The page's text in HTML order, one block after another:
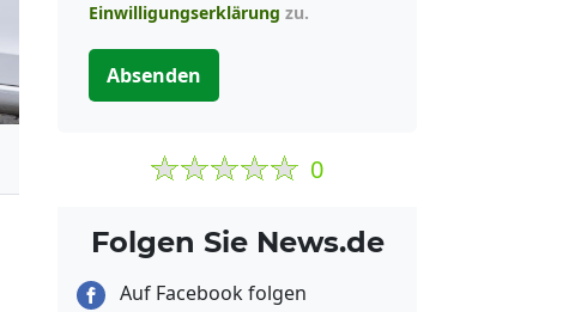
Einwilligungserklärung zu.
Absenden
0
Folgen Sie News.de
Auf Facebook folgen